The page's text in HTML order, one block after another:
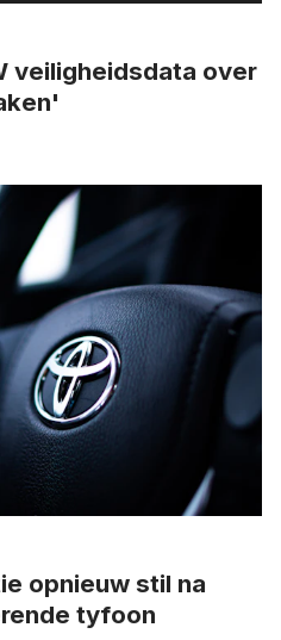
veiligheidsdata over
opnieuw stil na
tyfoon